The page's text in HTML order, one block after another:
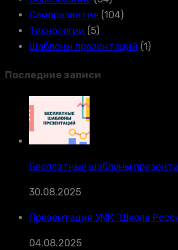
Саморазвитие (104)
Технологии (5)
Шаблоны презентаций (1)
Последние записи
Бесплатные шаблоны
30.08.2025
Презентация УМК “Школа
04.08.2025